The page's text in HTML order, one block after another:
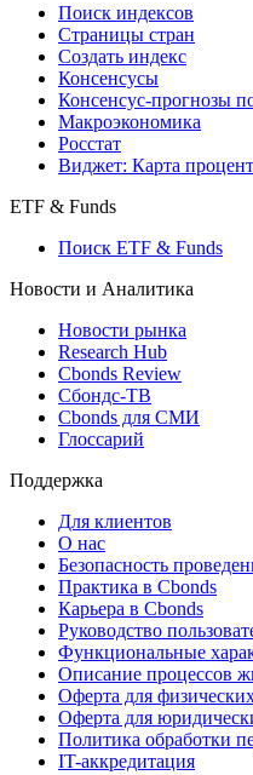
Поиск индексов
Страницы стран
Создать индекс
Консенсусы
Консенсус-прогнозы
Макроэкономика
Росстат
Виджет: Карта
ETF & Funds
Поиск ETF & Funds
Новости и Аналитика
Новости рынка
Research Hub
Cbonds Review
Сбондс-ТВ
Cbonds для СМИ
Глоссарий
Поддержка
Для клиентов
О нас
Безопасность
Практика в Cbonds
Карьера в Cbonds
Руководство
Функциональные
Описание процессов
Оферта для
Оферта для
Политика обработки
IT-аккредитация